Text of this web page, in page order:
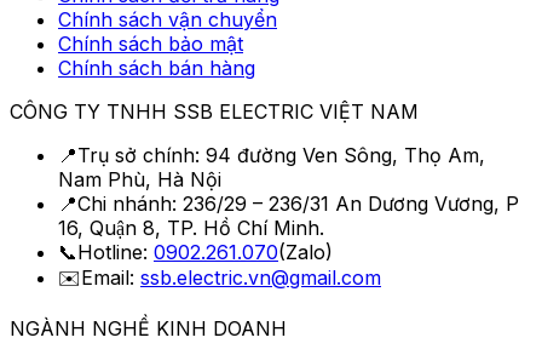
Chính sách vận chuyển
Chính sách bảo mật
Chính sách bán hàng
CÔNG TY TNHH SSB ELECTRIC VIỆT NAM
📍Trụ sở chính: 94 đường Ven Sông, Thọ Am,
Nam Phù, Hà Nội
📍Chi nhánh: 236/29 – 236/31 An Dương Vương, P
16, Quận 8, TP. Hồ Chí Minh.
📞Hotline: 0902.261.070(Zalo)
✉️Email: ssb.electric.vn@gmail.com
NGÀNH NGHỀ KINH DOANH